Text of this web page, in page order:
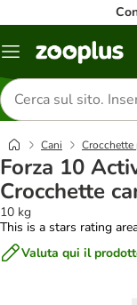
Overview
Cerca
prodotti
Cani Crocchette
Forza 10
Crocchette
10 kg
This is a stars rating
Valuta qui il